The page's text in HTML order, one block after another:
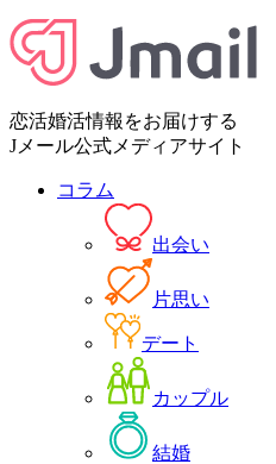
恋活婚活情報をお届けする
Jメール公式メディアサイト
コラム
出会い
片思い
デート
カップル
結婚